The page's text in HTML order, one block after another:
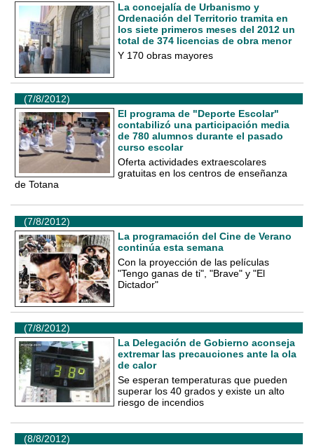
La concejalía de Urbanismo y
Ordenación del Territorio tramita en
los siete primeros meses del 2012 un
total de 374 licencias de obra menor
Y 170 obras mayores
(7/8/2012)
El programa de "Deporte Escolar"
contabilizó una participación media
de 780 alumnos durante el pasado
curso escolar
Oferta actividades extraescolares
gratuitas en los centros de enseñanza
de Totana
(7/8/2012)
La programación del Cine de Verano
continúa esta semana
Con la proyección de las películas
"Tengo ganas de ti", "Brave" y "El
Dictador"
(7/8/2012)
La Delegación de Gobierno aconseja
extremar las precauciones ante la ola
de calor
Se esperan temperaturas que pueden
superar los 40 grados y existe un alto
riesgo de incendios
(8/8/2012)